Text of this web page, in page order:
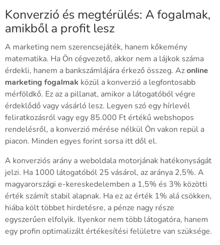
Konverzió és megtérülés: A fogalmak,
amikből a profit lesz
A marketing nem szerencsejáték, hanem kőkemény
matematika. Ha Ön cégvezető, akkor nem a lájkok száma
érdekli, hanem a bankszámlájára érkező összeg. Azonline
marketing fogalmak közül a konverzió a legfontosabb
mérföldkő. Ez az a pillanat, amikor a látogatóból végre
érdeklődő vagy vásárló lesz. Legyen szó egy hírlevél
feliratkozásról vagy egy 85.000 Ft értékű webshopos
rendelésről, a konverzió mérése nélkül Ön vakon repül a
piacon. Minden egyes forint sorsa itt dől el.
A konverziós arány a weboldala motorjának hatékonyságát
jelzi. Ha 1000 látogatóból 25 vásárol, az aránya 2,5%. A
magyarországi e-kereskedelemben a 1,5% és 3% közötti
érték számít stabil alapnak. Ha ez az érték 1% alá csökken,
hiába költ többet hirdetésre, a pénze nagy része
egyszerűen elfolyik. Ilyenkor nem több látogatóra, hanem
egy profin optimalizált értékesítési felületre van szüksége.